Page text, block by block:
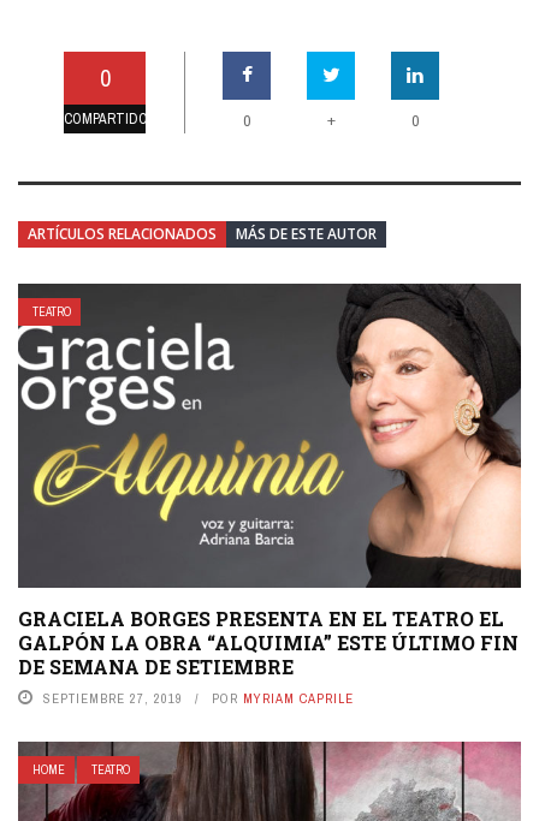
0
COMPARTIDO 0 + 0
ARTÍCULOS RELACIONADOS MÁS DE ESTE AUTOR
TEATRO
GRACIELA BORGES PRESENTA EN EL TEATRO EL
GALPÓN LA OBRA “ALQUIMIA” ESTE ÚLTIMO FIN
DE SEMANA DE SETIEMBRE
SEPTIEMBRE 27, 2019 POR MYRIAM CAPRILE
HOME TEATRO